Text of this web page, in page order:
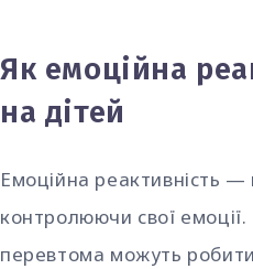
Як емоційна
на дітей
Емоційна реактивність
контролюючи свої
перевтома можуть